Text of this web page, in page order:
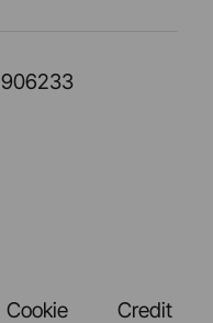
Cookie Credit